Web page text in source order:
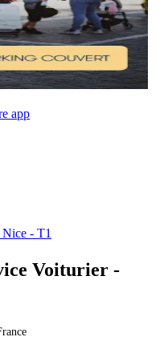
app
- T1
Voiturier -